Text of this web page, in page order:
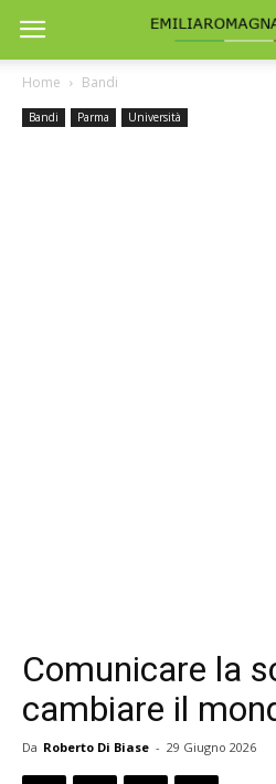
Home Bandi
Bandi Parma Università
Comunicare la
cambiare il
Da Roberto Di Biase - 29 Giugno 2026